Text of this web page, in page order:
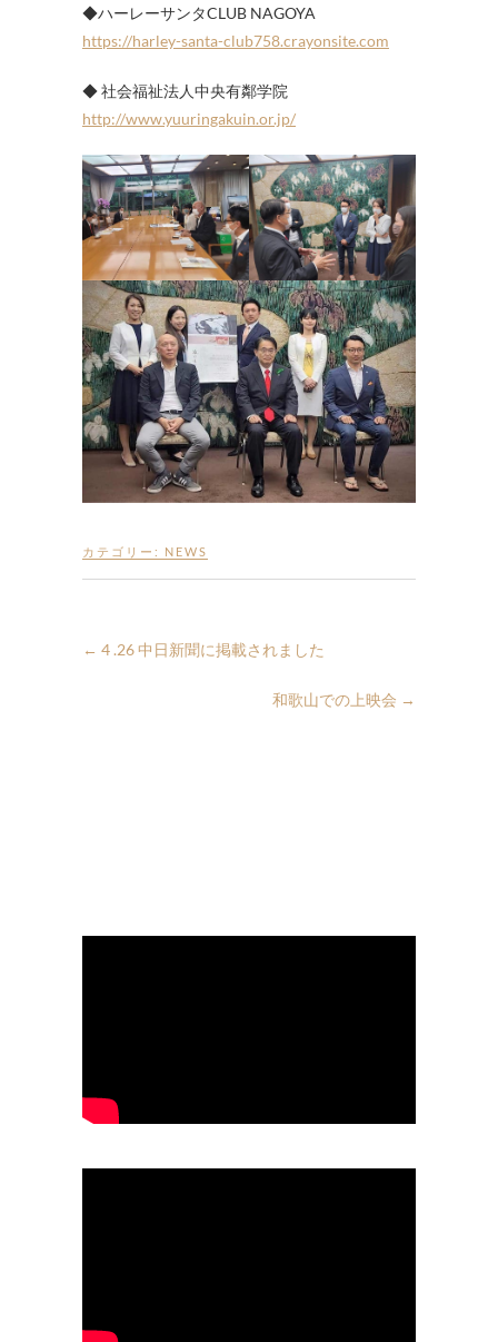
◆ハーレーサンタCLUB NAGOYA
https://harley-santa-club758.crayonsite.com
◆ 社会福祉法人中央有鄰学院
http://www.yuuringakuin.or.jp/
カテゴリー: NEWS
← 4 .26 中日新聞に掲載されました
和歌山での上映会 →